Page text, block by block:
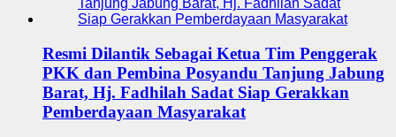
Resmi Dilantik Sebagai Ketua Tim Penggerak
PKK dan Pembina Posyandu Tanjung Jabung
Barat, Hj. Fadhilah Sadat Siap Gerakkan
Pemberdayaan Masyarakat